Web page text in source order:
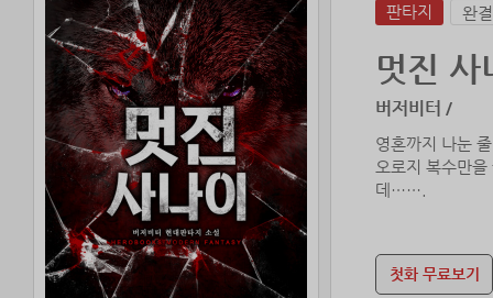
판타지 완결
멋진 사
버저비터 /
영혼까지 나눈
오로지 복수만
데…….
첫화 무료보기